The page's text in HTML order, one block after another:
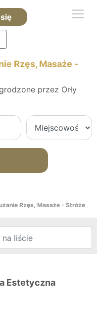
Rzęs, Masaże -
przez Orły
Rzęs, Masaże - Stróże
Estetyczna